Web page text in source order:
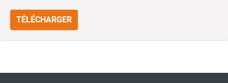
TÉLÉCHARGER